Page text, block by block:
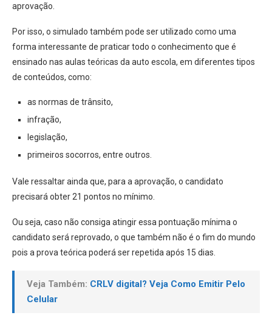
aprovação.
Por isso, o simulado também pode ser utilizado como uma
forma interessante de praticar todo o conhecimento que é
ensinado nas aulas teóricas da auto escola, em diferentes tipos
de conteúdos, como:
as normas de trânsito,
infração,
legislação,
primeiros socorros, entre outros.
Vale ressaltar ainda que, para a aprovação, o candidato
precisará obter 21 pontos no mínimo.
Ou seja, caso não consiga atingir essa pontuação mínima o
candidato será reprovado, o que também não é o fim do mundo
pois a prova teórica poderá ser repetida após 15 dias.
Veja Também: CRLV digital? Veja Como Emitir Pelo
Celular